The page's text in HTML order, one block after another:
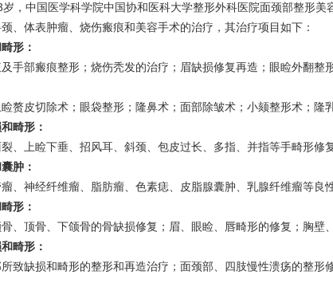
，中国医学科学院中国协和医科大学整形外科医院面颈部整形
、体表肿瘤、烧伤瘢痕和美容手术的治疗，其治疗项目如下：
形：
手部瘢痕整形；烧伤秃发的治疗；眉缺损修复再造；眼睑外翻
赘皮切除术；眼袋整形；隆鼻术；面部除皱术；小颏整形术；
畸形：
、上睑下垂、招风耳、斜颈、包皮过长、多指、并指等手畸形修
肿：
、神经纤维瘤、脂肪瘤、色素痣、皮脂腺囊肿、乳腺纤维瘤等
形：
、顶骨、下颌骨的骨缺损修复；眉、眼睑、唇畸形的修复；胸壁
畸形：
致缺损和畸形的整形和再造治疗；面颈部、四肢慢性溃疡的整形